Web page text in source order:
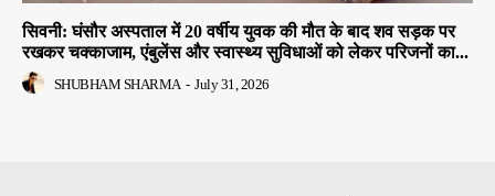
सिवनी: घंसौर अस्पताल में 20 वर्षीय युवक की मौत के बाद शव सड़क पर
रखकर चक्काजाम, एंबुलेंस और स्वास्थ्य सुविधाओं को लेकर परिजनों का...
SHUBHAM SHARMA - July 31, 2026